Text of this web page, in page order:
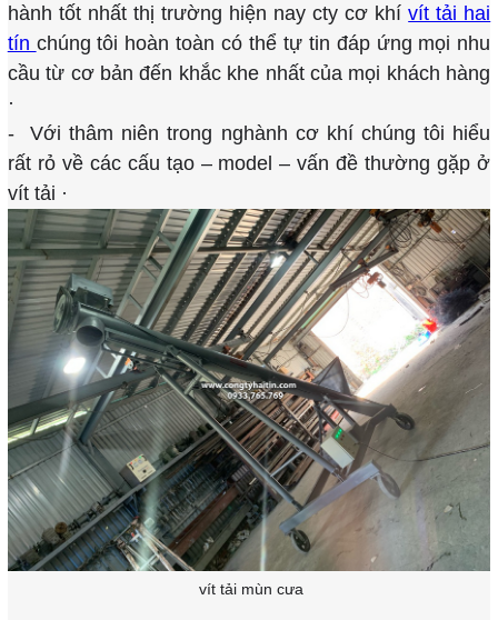
hành tốt nhất thị trường hiện nay cty cơ khívít tải hai
tín chúng tôi hoàn toàn có thể tự tin đáp ứng mọi nhu
cầu từ cơ bản đến khắc khe nhất của mọi khách hàng
·
- Với thâm niên trong nghành cơ khí chúng tôi hiểu
rất rỏ về các cấu tạo – model – vấn đề thường gặp ở
vít tải ·
vít tải mùn cưa